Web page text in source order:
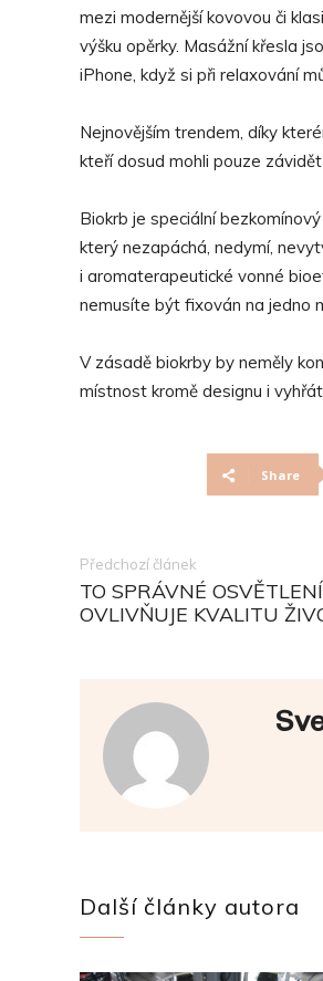
mezi modernější kovovou či
výšku opěrky. Masážní křesla
iPhone, když si při relaxování
Nejnovějším trendem, díky
kteří dosud mohli pouze
Biokrb je speciální
který nezapáchá, nedymí,
i aromaterapeutické vonné
nemusíte být fixován na jedno
V zásadě biokrby by neměly
místnost kromě designu i
Share
Předchozí článek
TO SPRÁVNÉ
OVLIVŇUJE KVALITU
Další články autora